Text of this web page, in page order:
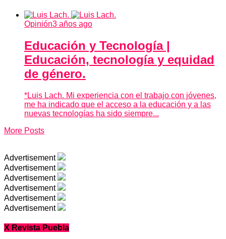
Opinión3 años ago
Educación y Tecnología |
Educación, tecnología y equidad
de género.
*Luis Lach. Mi experiencia con el trabajo con jóvenes,
me ha indicado que el acceso a la educación y a las
nuevas tecnologías ha sido siempre...
More Posts
Advertisement
Advertisement
Advertisement
Advertisement
Advertisement
Advertisement
X Revista Puebla